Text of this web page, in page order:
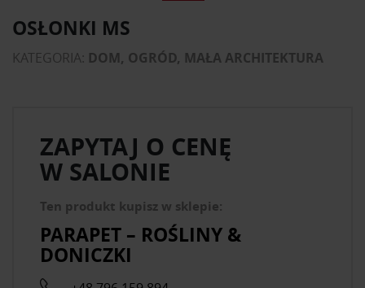
OSŁONKI MS
KATEGORIA: DOM, OGRÓD, MAŁA ARCHITEKTURA
ZAPYTAJ O CENĘ
W SALONIE
Ten produkt kupisz w sklepie:
PARAPET – ROŚLINY &
DONICZKI